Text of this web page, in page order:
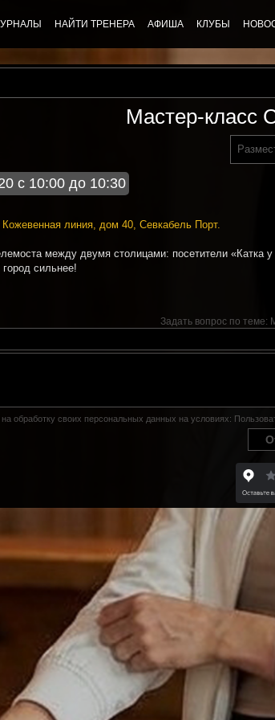
НАЙТИ ТРЕНЕРА АФИША КЛУБЫ
Мастер-класс
с 10:00 до 10:30
Кожевенная линия, дом 40, Севкабель Порт.
между двумя столицами: посетители
сильнее!
Задать вопрос по теме:
обработку своих персональных данных на условиях: